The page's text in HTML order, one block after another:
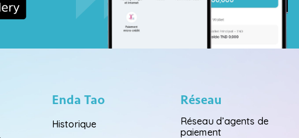
Enda Tao
Historique
Réseau
Réseau d’agents de
paiement